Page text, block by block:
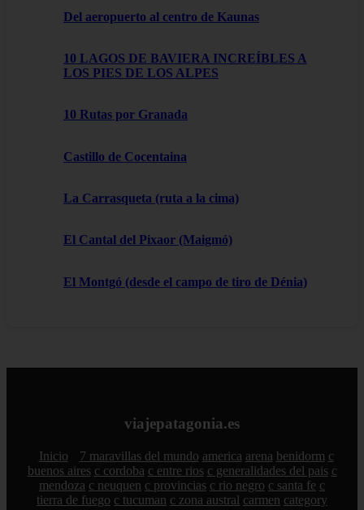
Del aeropuerto al centro de Kaunas
10 LAGOS DE BAVIERA INCREÍBLES A
LOS PIES DE LOS ALPES
10 Rutas por Granada
Castillo de Cocentaina
La Carrasqueta (ruta a la cima)
El Cantal del Pixaor (Maigmó)
El Montgó (desde el campo de tiro de Dénia)
viajepatagonia.es
Inicio 7 maravillas del mundo america arena benidorm c
buenos aires c cordoba c entre rios c generalidades del pais c
mendoza c neuquen c provincias c rio negro c santa fe c
tierra de fuego c tucuman c zona austral carmen category